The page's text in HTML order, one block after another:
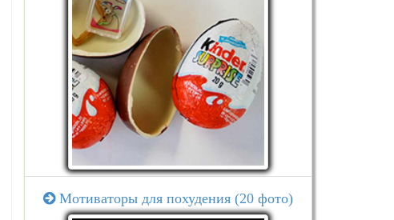
Мотиваторы для похудения (20 фото)